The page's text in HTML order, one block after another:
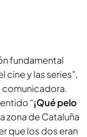
fundamental
cine y las series”,
comunicadora.
“¡Qué pelo
zona de Cataluña
que los dos eran